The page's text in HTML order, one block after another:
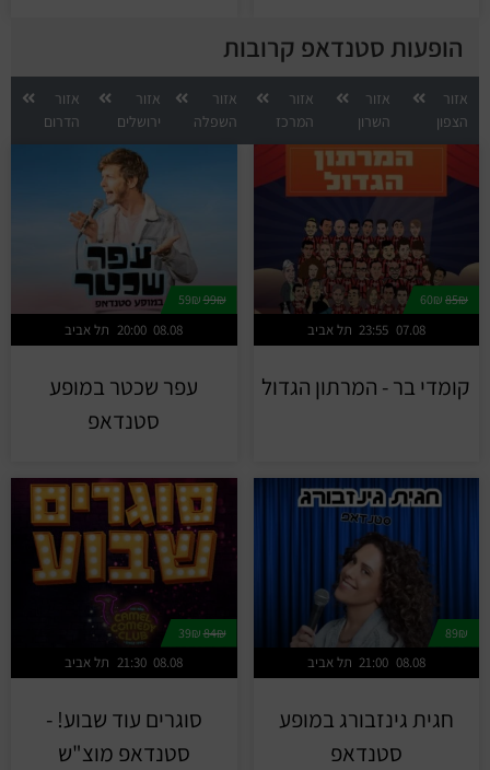
הופעות סטנדאפ קרובות
אזור
הצפון
אזור
השרון
אזור
המרכז
אזור
השפלה
אזור
ירושלים
אזור
הדרום
85₪
תל אביב 23:55 07.08
קומדי בר - המרתון הגדול
99₪
59₪
תל אביב 20:00 08.08
עפר שכטר במופע
סטנדאפ
89₪
תל אביב 21:00 08.08
חגית גינזבורג במופע
סטנדאפ
84₪
39₪
תל אביב 21:30 08.08
סוגרים עוד שבוע! -
סטנדאפ מוצ"ש